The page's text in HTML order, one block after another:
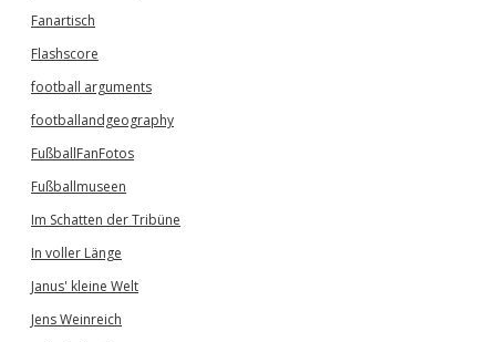
Fanartisch
Flashscore
football arguments
footballandgeography
FußballFanFotos
Fußballmuseen
Im Schatten der Tribüne
In voller Länge
Janus' kleine Welt
Jens Weinreich